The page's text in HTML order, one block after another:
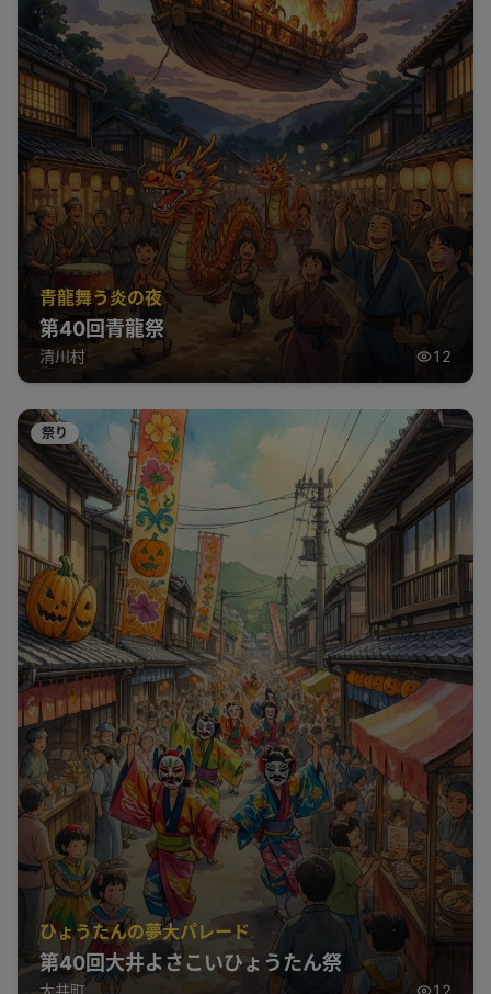
青龍舞う炎の夜
第40回青龍祭
清川村 12
祭り
ひょうたんの夢大パレード
第40回大井よさこいひょうたん祭